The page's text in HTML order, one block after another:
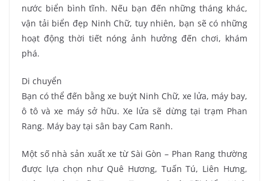
nước biển bình tĩnh. Nếu bạn đến những tháng khác,
vận tải biển đẹp Ninh Chữ, tuy nhiên, bạn sẽ có những
hoạt động thời tiết nóng ảnh hưởng đến chơi, khám
phá.
Di chuyển
Bạn có thể đến bằng xe buýt Ninh Chữ, xe lửa, máy bay,
ô tô và xe máy sở hữu. Xe lửa sẽ dừng tại trạm Phan
Rang. Máy bay tại sân bay Cam Ranh.
Một số nhà sản xuất xe từ Sài Gòn – Phan Rang thường
được lựa chọn như Quê Hương, Tuấn Tú, Liên Hưng,